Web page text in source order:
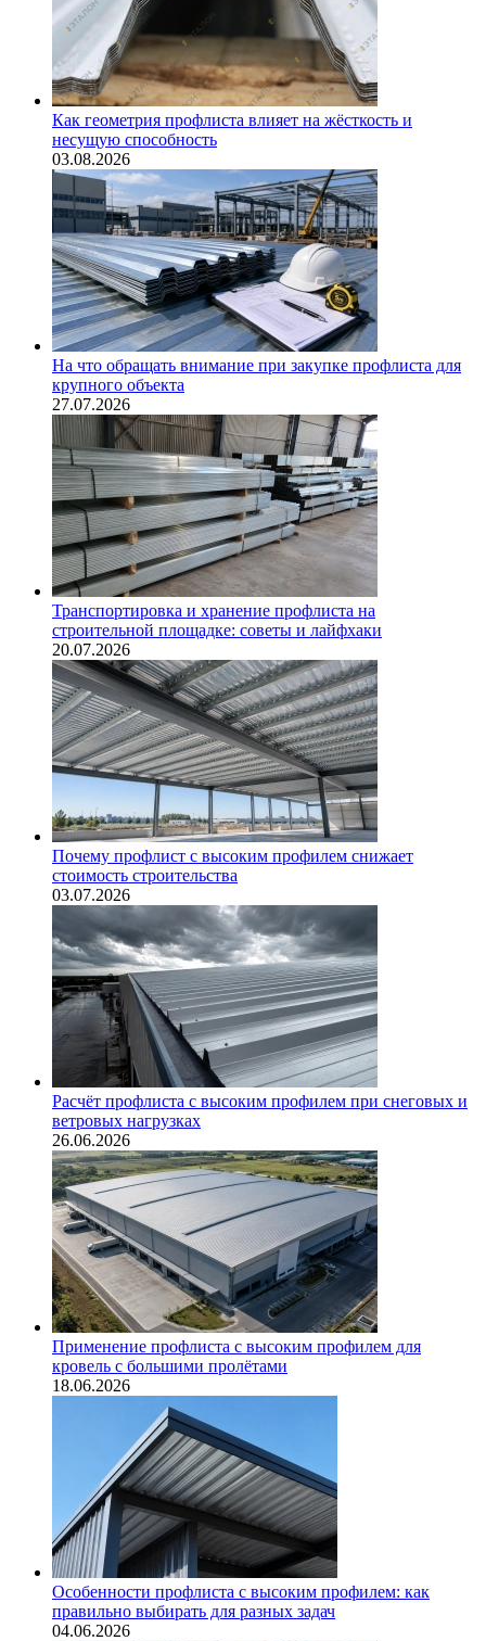
Как геометрия профлиста влияет на жёсткость и
несущую способность
03.08.2026
На что обращать внимание при закупке профлиста для
крупного объекта
27.07.2026
Транспортировка и хранение профлиста на
строительной площадке: советы и лайфхаки
20.07.2026
Почему профлист с высоким профилем снижает
стоимость строительства
03.07.2026
Расчёт профлиста с высоким профилем при снеговых и
ветровых нагрузках
26.06.2026
Применение профлиста с высоким профилем для
кровель с большими пролётами
18.06.2026
Особенности профлиста с высоким профилем: как
правильно выбирать для разных задач
04.06.2026